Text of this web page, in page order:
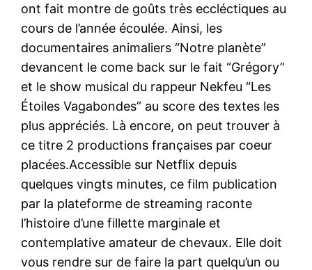
ont fait montre de goûts très eccléctiques au
cours de l’année écoulée. Ainsi, les
documentaires animaliers “Notre planète”
devancent le come back sur le fait “Grégory”
et le show musical du rappeur Nekfeu “Les
Étoiles Vagabondes” au score des textes les
plus appréciés. Là encore, on peut trouver à
ce titre 2 productions françaises par coeur
placées.Accessible sur Netflix depuis
quelques vingts minutes, ce film publication
par la plateforme de streaming raconte
l’histoire d’une fillette marginale et
contemplative amateur de chevaux. Elle doit
vous rendre sur de faire la part quelqu’un ou